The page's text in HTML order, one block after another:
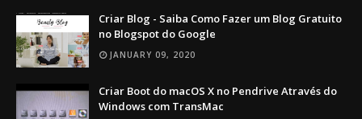
Criar Blog - Saiba Como Fazer um Blog Gratuito
no Blogspot do Google
JANUARY 09, 2020
Criar Boot do macOS X no Pendrive Através do
Windows com TransMac